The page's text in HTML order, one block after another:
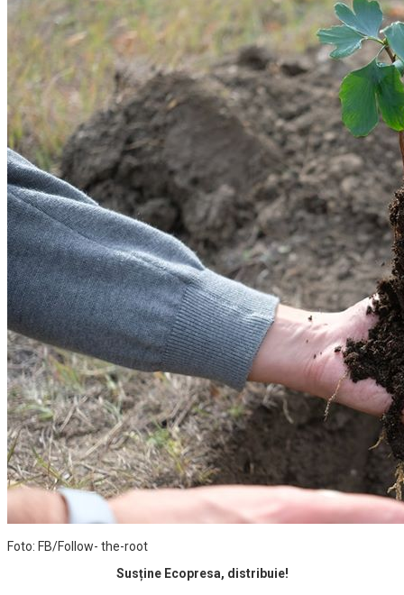
Foto: FB/Follow- the-root
Susține Ecopresa, distribuie!